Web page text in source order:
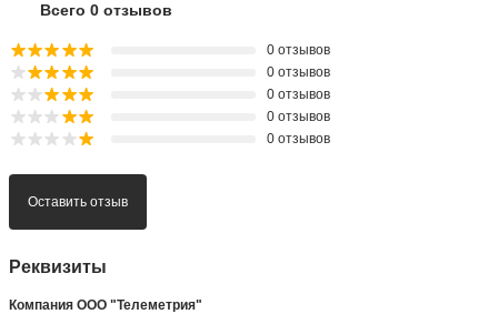
Всего 0 отзывов
0 отзывов
0 отзывов
0 отзывов
0 отзывов
0 отзывов
Оставить отзыв
Реквизиты
Компания ООО "Телеметрия"